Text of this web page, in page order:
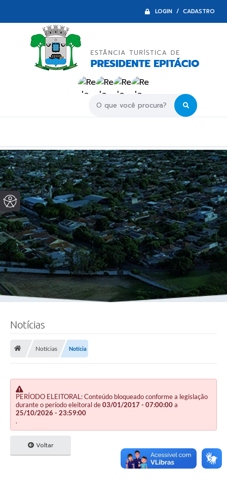
LOGIN / CADASTRO
Notícias
Notícias Notícia
PERÍODO ELEITORAL: Conteúdo bloqueado conforme a legislação
durante o período eleitoral de03/01/2017 - 07:00:00a
25/10/2026 - 23:59:00
.
Voltar